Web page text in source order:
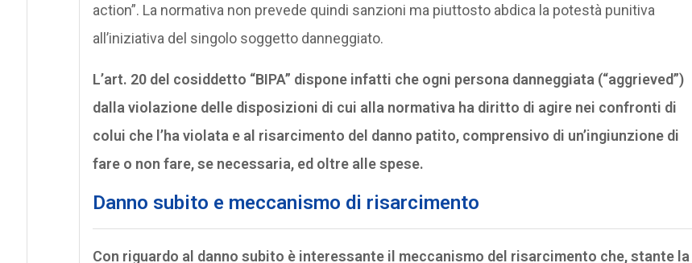
action”. La normativa non prevede quindi sanzioni ma piuttosto abdica la potestà punitiva
all’iniziativa del singolo soggetto danneggiato.
L’art. 20 del cosiddetto “BIPA” dispone infatti che ogni persona danneggiata (“aggrieved”)
dalla violazione delle disposizioni di cui alla normativa ha diritto di agire nei confronti di
colui che l’ha violata e al risarcimento del danno patito, comprensivo di un’ingiunzione di
fare o non fare, se necessaria, ed oltre alle spese.
Danno subito e meccanismo di risarcimento
Con riguardo al danno subito è interessante il meccanismo del risarcimento che, stante la